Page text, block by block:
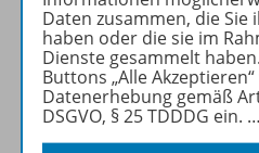
Informationen
Daten zusammen, die
haben oder die sie im
Dienste gesammelt
Buttons „Alle
Datenerhebung gemäß
DSGVO, § 25 TDDDG ein. …